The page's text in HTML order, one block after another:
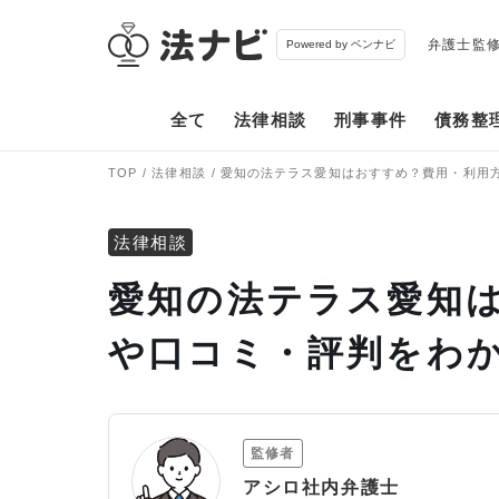
Powered by ベンナビ 弁護士監
全て 法律相談 刑事事件 債務整
TOP 法律相談 愛知の法テラス愛知はおすすめ？費用・利用
法律相談
愛知の法テラス愛知
や口コミ・評判をわ
監修者
アシロ社内弁護士